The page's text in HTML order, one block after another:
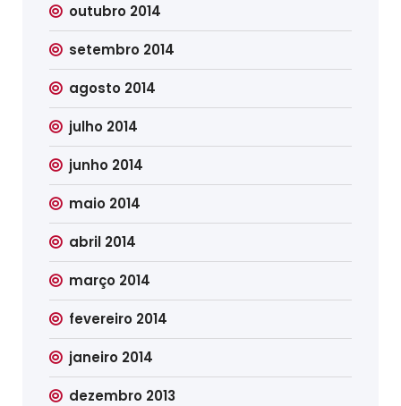
outubro 2014
setembro 2014
agosto 2014
julho 2014
junho 2014
maio 2014
abril 2014
março 2014
fevereiro 2014
janeiro 2014
dezembro 2013